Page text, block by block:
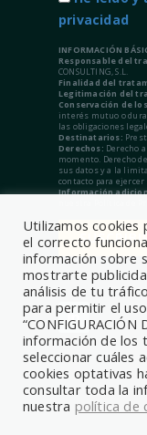
privacidad
INFORMACIÓN
Responsable del
CONSULTING, S.L.
Finalidad del
Legitimación del
Conservación de
interés mutuo o
las obligaciones
Destinatarios:
Derechos: Derecho
momento. Derecho
sus datos y a la
contacto para
Información
Utilizamos
el correcto
información sobre
mostrarte
análisis de tu
para permitir el
información de los
seleccionar cuáles
cookies optativas
consultar toda la
nuestra política de